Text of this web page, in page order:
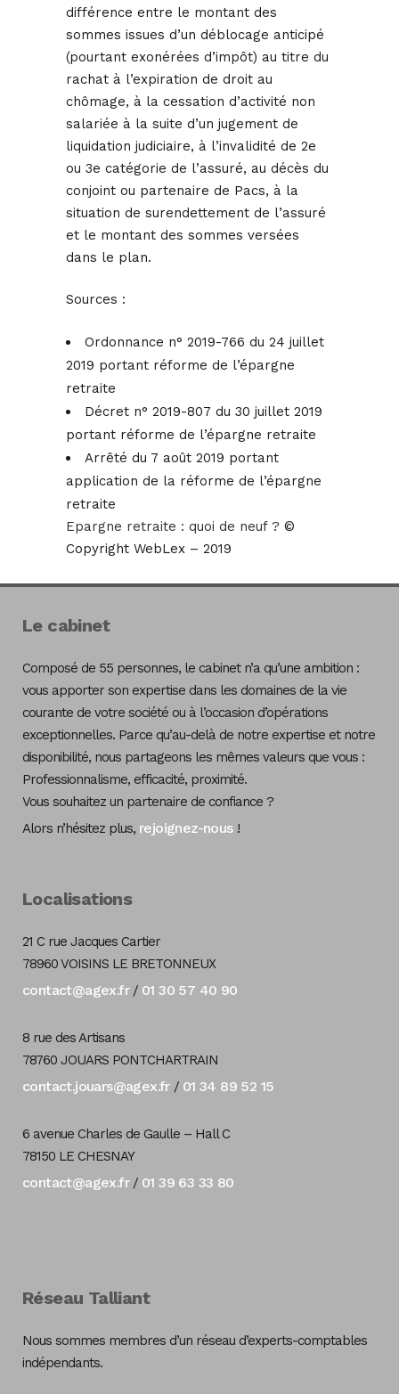
différence entre le montant des
sommes issues d’un déblocage anticipé
(pourtant exonérées d’impôt) au titre du
rachat à l’expiration de droit au
chômage, à la cessation d’activité non
salariée à la suite d’un jugement de
liquidation judiciaire, à l’invalidité de 2e
ou 3e catégorie de l’assuré, au décès du
conjoint ou partenaire de Pacs, à la
situation de surendettement de l’assuré
et le montant des sommes versées
dans le plan.
Sources :
Ordonnance n° 2019-766 du 24 juillet
2019 portant réforme de l’épargne
retraite
Décret n° 2019-807 du 30 juillet 2019
portant réforme de l’épargne retraite
Arrêté du 7 août 2019 portant
application de la réforme de l’épargne
retraite
Epargne retraite : quoi de neuf ? ©
Copyright WebLex – 2019
Le cabinet
Composé de 55 personnes, le cabinet n’a qu’une ambition :
vous apporter son expertise dans les domaines de la vie
courante de votre société ou à l’occasion d’opérations
exceptionnelles. Parce qu’au-delà de notre expertise et notre
disponibilité, nous partageons les mêmes valeurs que vous :
Professionnalisme, efficacité, proximité.
Vous souhaitez un partenaire de confiance ?
Alors n’hésitez plus, rejoignez-nous!
Localisations
21 C rue Jacques Cartier
78960 VOISINS LE BRETONNEUX
contact@agex.fr/ 01 30 57 40 90
8 rue des Artisans
78760 JOUARS PONTCHARTRAIN
contact.jouars@agex.fr/ 01 34 89 52 15
6 avenue Charles de Gaulle – Hall C
78150 LE CHESNAY
contact@agex.fr/ 01 39 63 33 80
Réseau Talliant
Nous sommes membres d’un réseau d’experts-comptables
indépendants.